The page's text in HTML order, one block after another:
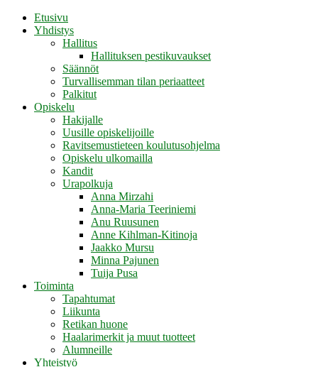
Etusivu
Yhdistys
Hallitus
Hallituksen pestikuvaukset
Säännöt
Turvallisemman tilan periaatteet
Palkitut
Opiskelu
Hakijalle
Uusille opiskelijoille
Ravitsemustieteen koulutusohjelma
Opiskelu ulkomailla
Kandit
Urapolkuja
Anna Mirzahi
Anna-Maria Teeriniemi
Anu Ruusunen
Anne Kihlman-Kitinoja
Jaakko Mursu
Minna Pajunen
Tuija Pusa
Toiminta
Tapahtumat
Liikunta
Retikan huone
Haalarimerkit ja muut tuotteet
Alumneille
Yhteistyö